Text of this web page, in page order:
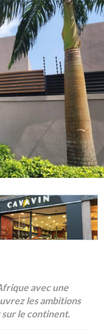
avec une
les ambitions
le continent.